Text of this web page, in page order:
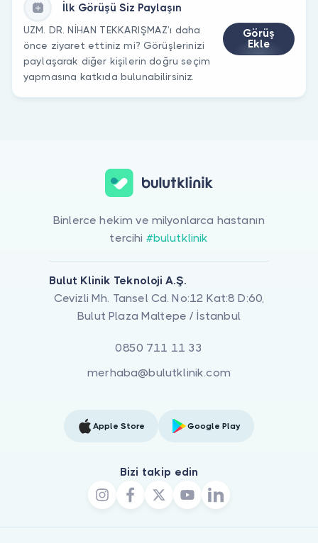
İlk Görüşü Siz Paylaşın
UZM. DR. NİHAN TEKKARIŞMAZ’ı daha
önce ziyaret ettiniz mi? Görüşlerinizi
paylaşarak diğer kişilerin doğru seçim
yapmasına katkıda bulunabilirsiniz.
Görüş
Ekle
Binlerce hekim ve milyonlarca hastanın
tercihi #bulutklinik
Bulut Klinik Teknoloji A.Ş.
Cevizli Mh. Tansel Cd. No:12 Kat:8 D:60,
Bulut Plaza Maltepe / İstanbul
0850 711 11 33
merhaba@bulutklinik.com
Apple Store Google Play
Bizi takip edin